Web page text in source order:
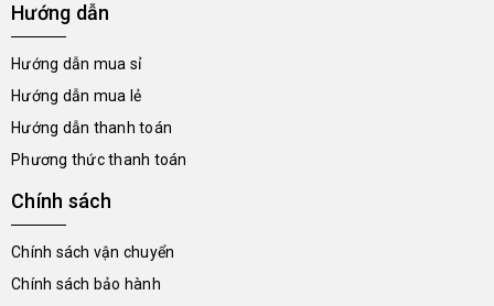
Hướng dẫn
Hướng dẫn mua sỉ
Hướng dẫn mua lẻ
Hướng dẫn thanh toán
Phương thức thanh toán
Chính sách
Chính sách vận chuyển
Chính sách bảo hành